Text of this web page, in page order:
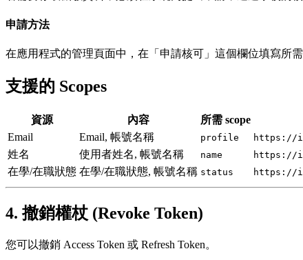
申請方法
在應用程式的管理頁面中，在「申請核可」這個欄位填寫所
支援的 Scopes
資源 內容 所需 scope
Email
Email, 帳號名稱 profile https://
姓名
使用者姓名, 帳號名稱 name https://
在學/在職狀態 在學/在職狀態, 帳號名稱 status https://
4. 撤銷權杖 (Revoke Token)
您可以撤銷 Access Token 或 Refresh Token。